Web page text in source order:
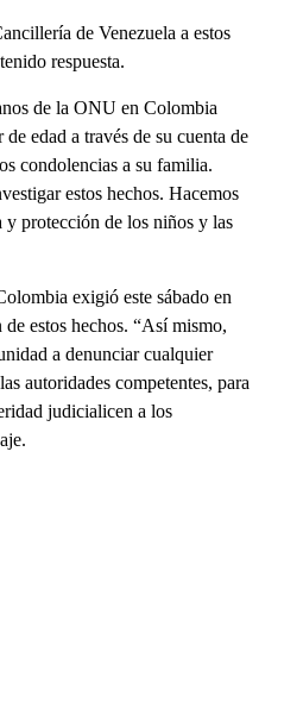
de Venezuela a estos
respuesta.
de la ONU en Colombia
edad a través de su cuenta de
condolencias a su familia.
estos hechos. Hacemos
protección de los niños y las
exigió este sábado en
estos hechos. “Así mismo,
a denunciar cualquier
autoridades competentes, para
judicialicen a los